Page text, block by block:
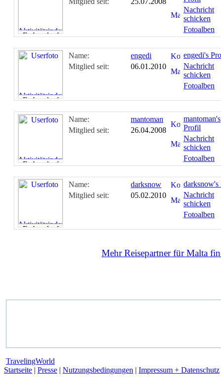
Nachricht
schicken
Fotoalben
Name:
engedi
Mitglied seit:
06.01.2010
engedi's
Nachricht
schicken
Fotoalben
Name:
mantoman
Mitglied seit:
26.04.2008
mantoman's
Profil
Nachricht
schicken
Fotoalben
Name:
darksnow
Mitglied seit:
05.02.2010
darksnow's
Nachricht
schicken
Fotoalben
Mehr Reisepartner für Malta
TravelingWorld
Startseite | Presse | Nutzungsbedingungen | Impressum + Datenschutz